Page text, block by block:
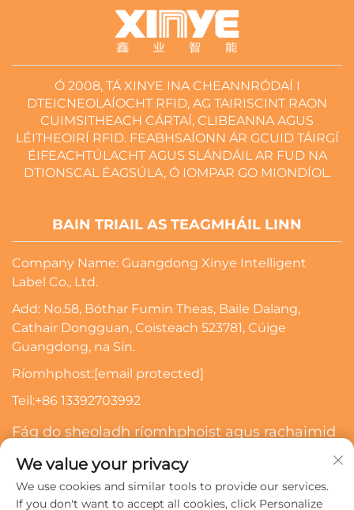
Ó 2008, TÁ XINYE INA CHEANNRÓDAÍ I
DTEICNEOLAÍOCHT RFID, AG TAIRISCINT RAON
CUIMSITHEACH CÁRTAÍ, CLIBEANNA AGUS
LÉITHEOIRÍ RFID. FEABHSAÍONN ÁR GCUID TÁIRGÍ
ÉIFEACHTÚLACHT AGUS SLÁNDÁIL AR FUD NA
DTIONSCAL ÉAGSÚLA, Ó IOMPAR GO MIONDÍOL.
BAIN TRIAIL AS TEAGMHÁIL LINN
Company Name: Guangdong Xinye Intelligent
Label Co., Ltd.
Add: No.58, Bóthar Fumin Theas, Baile Dalang,
Cathair Dongguan, Coisteach 523781, Cúige
Guangdong, na Sín.
Ríomhphost:[email protected]
Teil:+86 13392703992
Fág do sheoladh ríomhphoist agus rachaimid
Scriosadh
We value your privacy
We use cookies and similar tools to provide our services.
If you don't want to accept all cookies, click Personalize